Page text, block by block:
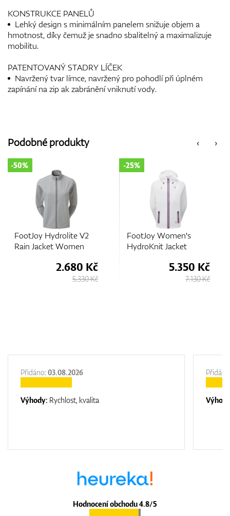
KONSTRUKCE PANELŮ
Lehký design s minimálním panelem snižuje objem a
hmotnost, díky čemuž je snadno sbalitelný a maximalizuje
mobilitu.
PATENTOVANÝ STADRY LÍČEK
Navržený tvar límce, navržený pro pohodlí při úplném
zapínání na zip ak zabránění vniknutí vody.
‹
Podobné produkty ›
FootJoy Hydrolite V2
Rain Jacket Women
-50%
2.680 Kč
5.330 Kč
FootJoy Women's
HydroKnit Jacket
-25%
5.350 Kč
7.130 Kč
Hodnocení obchodu 4.8/5
Přidáno: 03.08.2026
Výhody: Rychlost, kvalita